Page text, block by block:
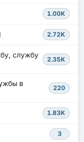
1.00K
2.72K
службу
2.35K
в
220
1.83K
3